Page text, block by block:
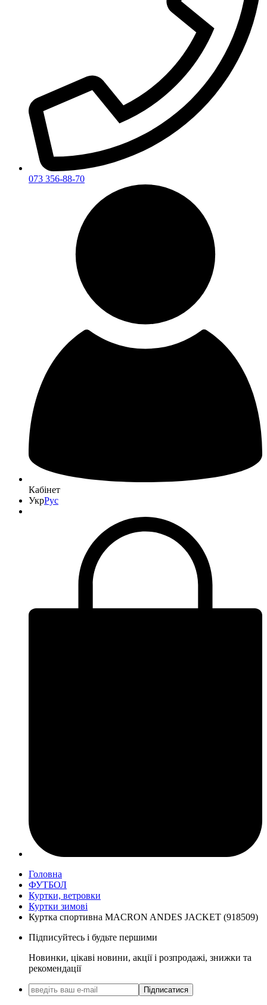
073 356-88-70
Кабінет
УкрРус
Головна
ФУТБОЛ
Куртки, ветровки
Куртки зимові
Куртка спортивна MACRON ANDES JACKET (918509)
Підписуйтесь і будьте першими
Новинки, цікаві новини, акції і розпродажі, знижки та
рекомендації
Підписатися